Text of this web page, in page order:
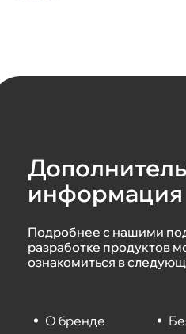
информация
Подробнее с нашими
разработке продуктов
ознакомиться в
О бренде